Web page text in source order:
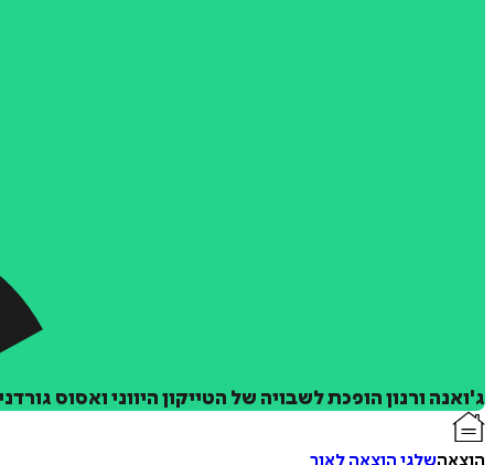
ג'ואנה ורנון הופכת לשבויה של הטייקון היווני ואסוס